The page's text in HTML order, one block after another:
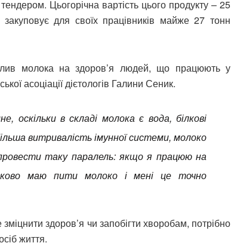
Цьогорічна вартість цього продукту – 25
для своїх працівників майже 27 тонн
молока на здоров’я людей, що працюють у
асоціації дієтологів Галини Сеник.
оскільки в складі молока є вода, білкові
витривалість імунної системи, молоко
таку паралель: якщо я працюю на
маю пити молоко і мені це точно
здоров’я чи запобігти хворобам, потрібно
життя.